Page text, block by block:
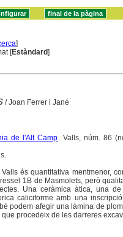
]
[Estàndard]
/ Joan Ferrer i Jané
de l'Alt Camp. Valls, núm. 86
és quantitativa mentmenor,
1B de Masmolets, però
Una ceràmica àtica, una
caliciforme amb una
podem afegir una làmina de
procedeix de les darreres